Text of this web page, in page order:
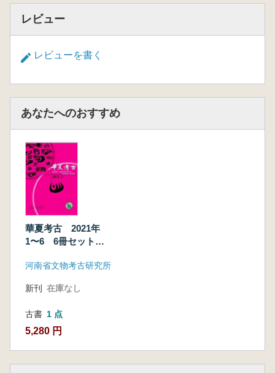
レビュー
レビューを書く
あなたへのおすすめ
華夏考古 2021年
1〜6 6冊セット
河南省文物考古研究所
新刊 在庫なし
古書 1 点
5,280 円